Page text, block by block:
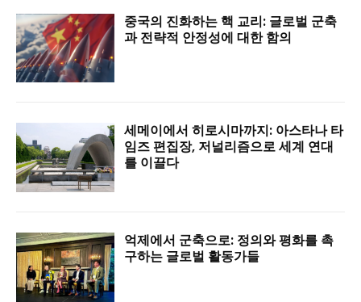
중국의 진화하는 핵 교리: 글로벌 군축
과 전략적 안정성에 대한 함의
세메이에서 히로시마까지: 아스타나 타
임즈 편집장, 저널리즘으로 세계 연대
를 이끌다
억제에서 군축으로: 정의와 평화를 촉
구하는 글로벌 활동가들